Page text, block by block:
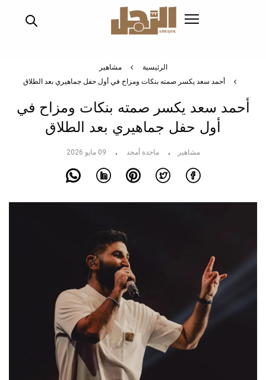
الرئيسية
مشاهير
أحمد سعد يكسر صمته بنكات ومزاح في أول حفل جماهيري بعد الطلاق
أحمد سعد يكسر صمته بنكات ومزاح في
أول حفل جماهيري بعد الطلاق
مشاهير ماجدة أمجد 09 مايو 2026